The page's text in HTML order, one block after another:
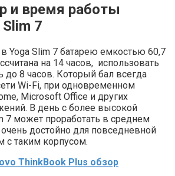
и время работы
7
в Yoga Slim 7 батарею емкостью 60,7
на 14 часов, использовать
до 8 часов. Который бал всегда
Wi-Fi, при одновременном
Microsoft Office и других
В день с более высокой
7 может проработать в среднем
достойно для повседневной
с таким корпусом.
ThinkBook Plus обзор